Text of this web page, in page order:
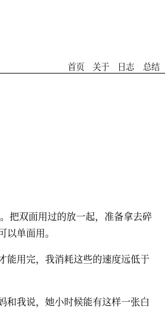
首页 关于 ️日志 总结
把双面用过的放一起，准备拿去碎
单面用。
能用完，我消耗这些的速度远低于
和我说，她小时候能有这样一张白